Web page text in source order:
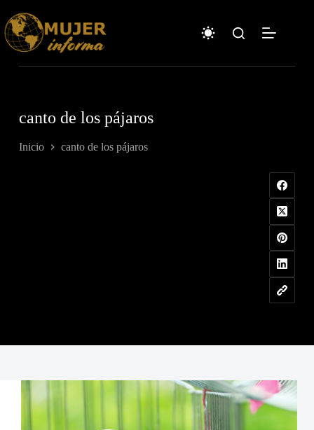
contenido
canto de los pájaros
Inicio canto de los pájaros